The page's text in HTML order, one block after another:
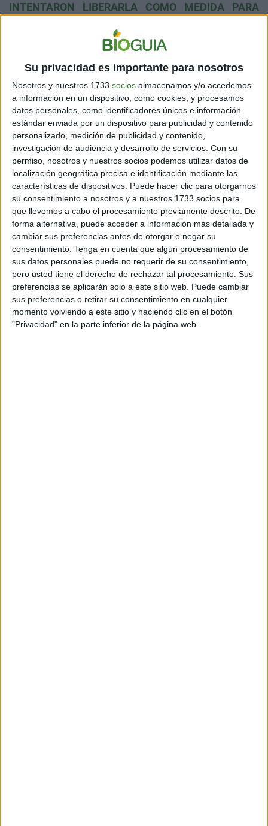
Su privacidad es importante para nosotros
Nosotros y nuestros 1733 socios almacenamos y/o accedemos
a información en un dispositivo, como cookies, y procesamos
datos personales, como identificadores únicos e información
estándar enviada por un dispositivo para publicidad y contenido
personalizado, medición de publicidad y contenido,
investigación de audiencia y desarrollo de servicios. Con su
permiso, nosotros y nuestros socios podemos utilizar datos de
localización geográfica precisa e identificación mediante las
características de dispositivos. Puede hacer clic para otorgarnos
su consentimiento a nosotros y a nuestros 1733 socios para
que llevemos a cabo el procesamiento previamente descrito. De
forma alternativa, puede acceder a información más detallada y
cambiar sus preferencias antes de otorgar o negar su
consentimiento. Tenga en cuenta que algún procesamiento de
sus datos personales puede no requerir de su consentimiento,
pero usted tiene el derecho de rechazar tal procesamiento. Sus
preferencias se aplicarán solo a este sitio web. Puede cambiar
sus preferencias o retirar su consentimiento en cualquier
momento volviendo a este sitio y haciendo clic en el botón
"Privacidad" en la parte inferior de la página web.
INTENTARON LIBERARLA COMO MEDIDA PARA
La mujer fue arrestada en 2019 tras su último intento
de colarse en un avión. Al detenerla e investigarla, la
jueza Peggy Chiampasordenó investigarla. ¡Sorpresa!
Sucede que se dieron cuenta de su amplio prontuario
como polizón.
Desde entonces estuvo un litigio legal, donde los del
lado y familiares deMarilyn Hartmanhan tratado de
liberar la algún tanto su edad. Debido a la pandemia,
han pedido que la suelten para que no se contagie de
coronavirus.
No obstante, la jueza ha sido radical.Ha indicado que
no está dispuesta a liberarla, ya que una mujer
demasiado reincidente en un mismo delito. Por lo
tanto, es obra de frenar su constante actividad en los
terminales aéreos.